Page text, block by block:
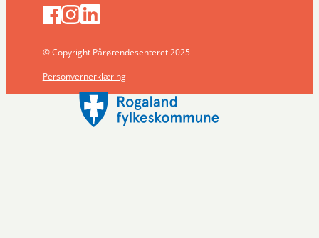
© Copyright Pårørendesenteret 2025
Personvernerklæring